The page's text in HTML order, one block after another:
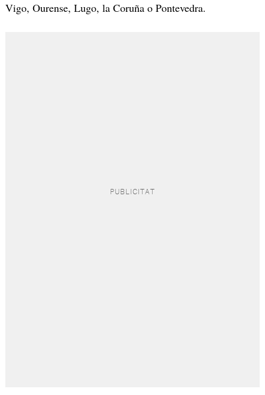
Vigo, Ourense, Lugo, la Coruña o Pontevedra.